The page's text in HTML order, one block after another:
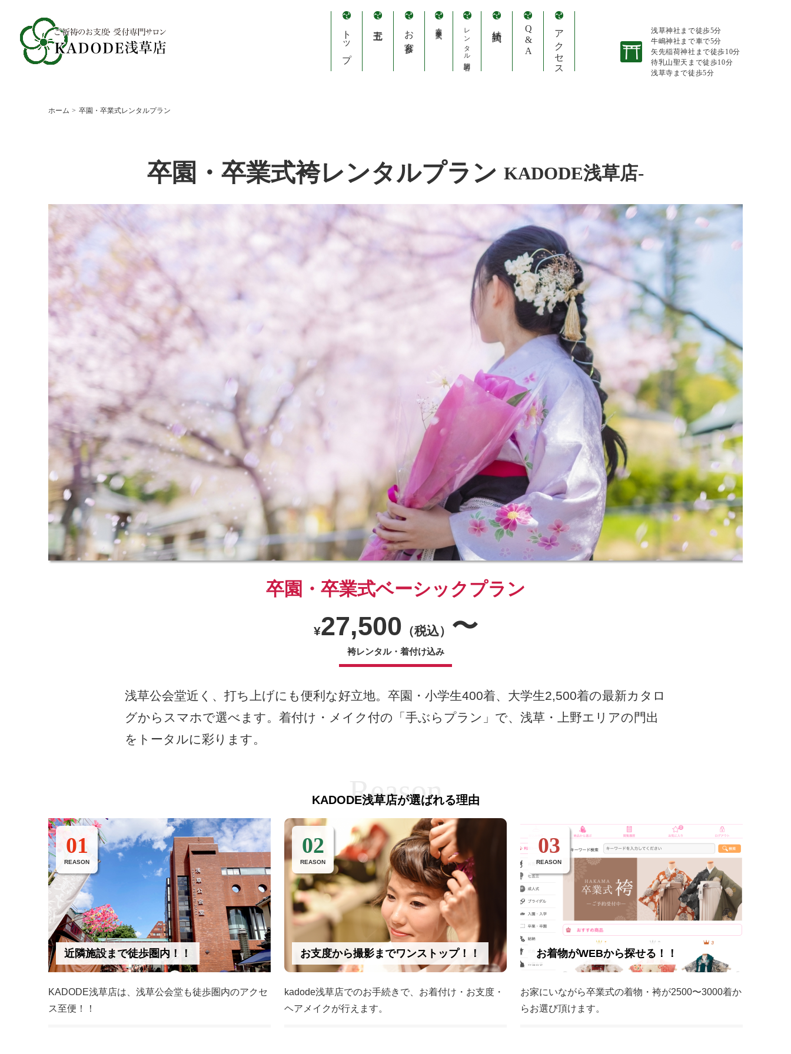
トップ お宮参り レンタル訪問着 Q&A アクセス
浅草神社まで徒歩5分
牛嶋神社まで車で5分
矢先稲荷神社まで徒歩10分
待乳山聖天まで徒歩10分
浅草寺まで徒歩5分
ホーム 卒園・卒業式レンタルプラン
卒園・卒業式袴レンタルプラン KADODE浅草店-
卒園・卒業式ベーシックプラン
¥27,500 （税込） 〜
袴レンタル・着付け込み
浅草公会堂近く、打ち上げにも便利な好立地。卒園・小学生400着、大学生2,500着の最新カタロ
グからスマホで選べます。着付け・メイク付の「手ぶらプラン」で、浅草・上野エリアの門出
をトータルに彩ります。
KADODE浅草店が選ばれる理由
01
REASON
近隣施設まで徒歩圏内！！
KADODE浅草店は、浅草公会堂も徒歩圏内のアクセ
ス至便！！
02
REASON
お支度から撮影までワンストップ！！
kadode浅草店でのお手続きで、お着付け・お支度・
ヘアメイクが行えます。
03
REASON
お着物がWEBから探せる！！
お家にいながら卒業式の着物・袴が2500〜3000着か
らお選び頂けます。